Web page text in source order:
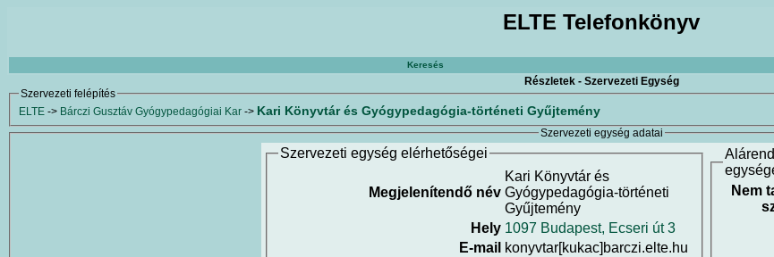
ELTE Telefonkönyv
Keresés
Részletek - Szervezeti Egység
Szervezeti felépítés
ELTE -> Bárczi Gusztáv Gyógypedagógiai Kar -> Kari Könyvtár és Gyógypedagógia-történeti Gyűjtemény
Szervezeti egység adatai
Szervezeti egység elérhetőségei
Megjelenítendő név
Kari Könyvtár és
Gyógypedagógia-történeti
Gyűjtemény
Hely 1097 Budapest, Ecseri út 3
E-mail konyvtar[kukac]barczi.elte.hu
Nem